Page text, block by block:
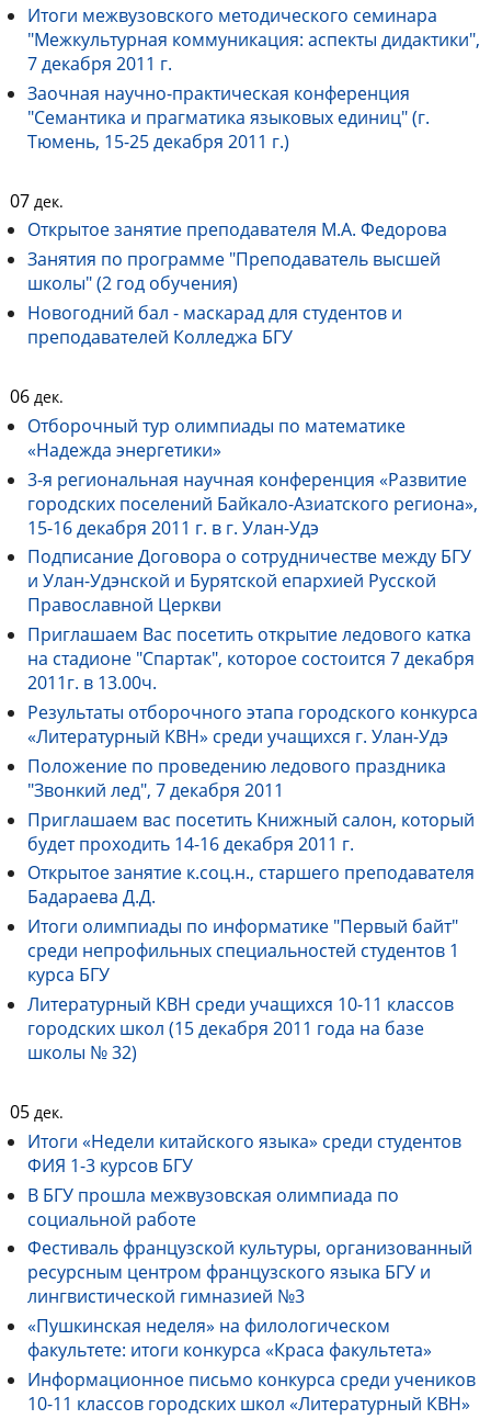
Итоги межвузовского методического семинара
"Межкультурная коммуникация: аспекты дидактики",
7 декабря 2011 г.
Заочная научно-практическая конференция
"Семантика и прагматика языковых единиц" (г.
Тюмень, 15-25 декабря 2011 г.)
07 дек.
Открытое занятие преподавателя М.А. Федорова
Занятия по программе "Преподаватель высшей
школы" (2 год обучения)
Новогодний бал - маскарад для студентов и
преподавателей Колледжа БГУ
06 дек.
Отборочный тур олимпиады по математике
«Надежда энергетики»
3-я региональная научная конференция «Развитие
городских поселений Байкало-Азиатского региона»,
15-16 декабря 2011 г. в г. Улан-Удэ
Подписание Договора о сотрудничестве между БГУ
и Улан-Удэнской и Бурятской епархией Русской
Православной Церкви
Приглашаем Вас посетить открытие ледового катка
на стадионе "Спартак", которое состоится 7 декабря
2011г. в 13.00ч.
Результаты отборочного этапа городского конкурса
«Литературный КВН» среди учащихся г. Улан-Удэ
Положение по проведению ледового праздника
"Звонкий лед", 7 декабря 2011
Приглашаем вас посетить Книжный салон, который
будет проходить 14-16 декабря 2011 г.
Открытое занятие к.соц.н., старшего преподавателя
Бадараева Д.Д.
Итоги олимпиады по информатике "Первый байт"
среди непрофильных специальностей студентов 1
курса БГУ
Литературный КВН среди учащихся 10-11 классов
городских школ (15 декабря 2011 года на базе
школы № 32)
05 дек.
Итоги «Недели китайского языка» среди студентов
ФИЯ 1-3 курсов БГУ
В БГУ прошла межвузовская олимпиада по
социальной работе
Фестиваль французской культуры, организованный
ресурсным центром французского языка БГУ и
лингвистической гимназией №3
«Пушкинская неделя» на филологическом
факультете: итоги конкурса «Краса факультета»
Информационное письмо конкурса среди учеников
10-11 классов городских школ «Литературный КВН»